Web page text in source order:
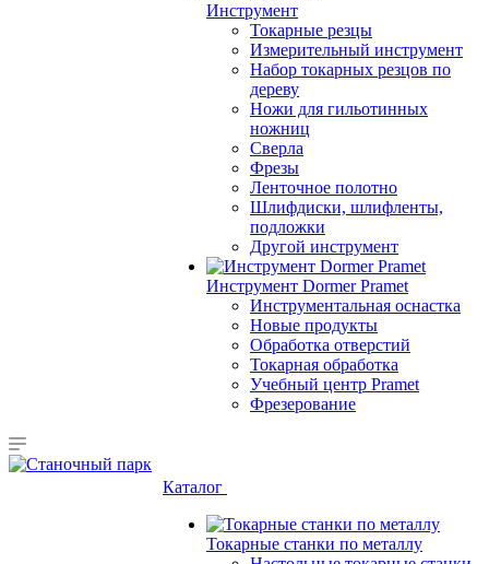
Инструмент
Токарные резцы
Измерительный инструмент
Набор токарных резцов по
дереву
Ножи для гильотинных
ножниц
Сверла
Фрезы
Ленточное полотно
Шлифдиски, шлифленты,
подложки
Другой инструмент
Инструмент Dormer Pramet
Инструментальная оснастка
Новые продукты
Обработка отверстий
Токарная обработка
Учебный центр Pramet
Фрезерование
Каталог
Токарные станки по металлу